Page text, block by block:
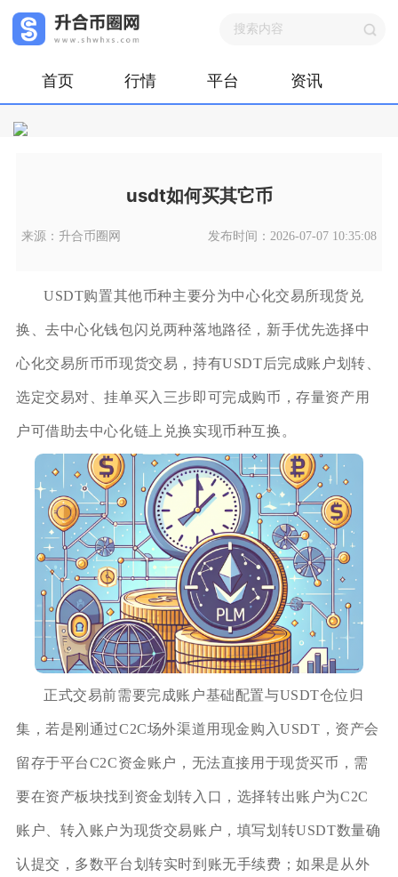
首页 行情 平台 资讯
usdt如何买其它币
来源：升合币圈网 发布时间：2026-07-07 10:35:08
USDT购置其他币种主要分为中心化交易所现货兑
换、去中心化钱包闪兑两种落地路径，新手优先选择中
心化交易所币币现货交易，持有USDT后完成账户划转、
选定交易对、挂单买入三步即可完成购币，存量资产用
户可借助去中心化链上兑换实现币种互换。
正式交易前需要完成账户基础配置与USDT仓位归
集，若是刚通过C2C场外渠道用现金购入USDT，资产会
留存于平台C2C资金账户，无法直接用于现货买币，需
要在资产板块找到资金划转入口，选择转出账户为C2C
账户、转入账户为现货交易账户，填写划转USDT数量确
认提交，多数平台划转实时到账无手续费；如果是从外